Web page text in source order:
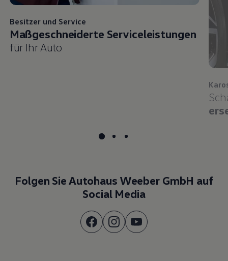
Besitzer und Service
Maßgeschneiderte Serviceleistungen
für Ihr Auto
Folgen Sie Autohaus Weeber GmbH auf
Social Media